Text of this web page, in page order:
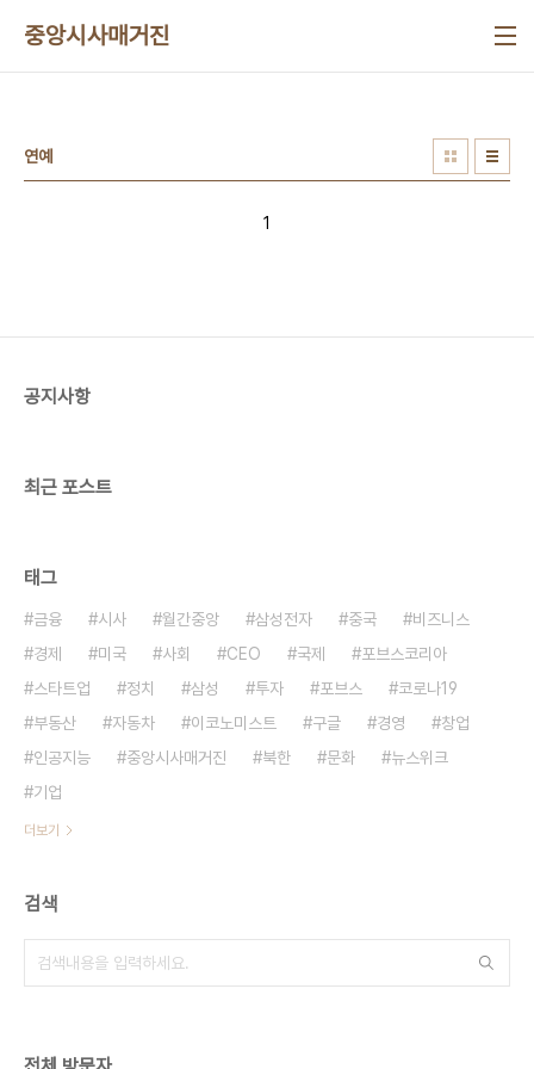
중앙시사매거진
연예
1
공지사항
최근 포스트
태그
금융 시사 월간중앙 삼성전자 중국
비즈니스
경제
미국 사회 CEO 국제
포브스코리아
스타트업
정치 삼성 투자 포브스
코로나19
부동산
자동차 이코노미스트 구글 경영
창업
인공지능
중앙시사매거진 북한 문화
뉴스위크
기업
더보기
검색